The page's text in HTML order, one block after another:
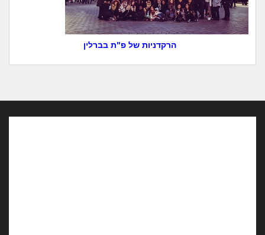
הרקדניות של פ"ת בברלין